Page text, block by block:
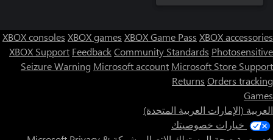
XBOX consoles XBOX games XBOX Game Pass XBOX accessories
XBOX Support FeedbackCommunity Standards Photosensitive
Seizure Warning Microsoft account Microsoft Store Support
Returns Orders tracking
Games
العربية (الإمارات العربية المتحدة)
خيارات خصوصيتك